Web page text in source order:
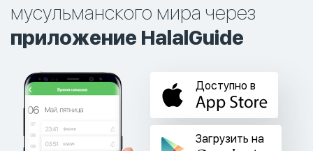
мусульманского мира через
приложение HalalGuide
Доступно в
Загрузить на